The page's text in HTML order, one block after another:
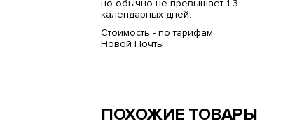
но обычно не превышает 1-3
календарных дней.
Стоимость - по тарифам
Новой Почты.
ПОХОЖИЕ ТОВАРЫ